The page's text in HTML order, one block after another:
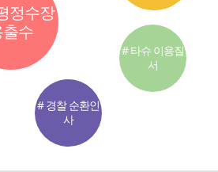
정수장
수
# 경찰 순환인
사
# 타슈 이용질
서